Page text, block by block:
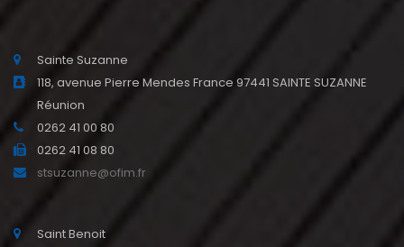
Sainte Suzanne
118, avenue Pierre Mendes France 97441 SAINTE SUZANNE
Réunion
0262 41 00 80
0262 41 08 80
stsuzanne@ofim.fr
Saint Benoit